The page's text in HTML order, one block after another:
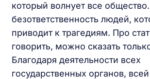
который волнует все
безответственность людей,
приводит к трагедиям. Про
говорить, можно сказать
Благодаря деятельности всех
государственных органов, всей